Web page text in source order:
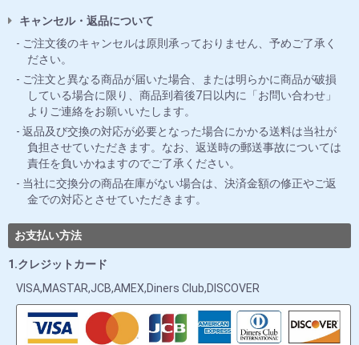
キャンセル・返品について
ご注文後のキャンセルは原則承っておりません、予めご了承く
ださい。
ご注文と異なる商品が届いた場合、または明らかに商品が破損
している場合に限り、商品到着後7日以内に「お問い合わせ」
よりご連絡をお願いいたします。
返品及び交換の対応が必要となった場合にかかる送料は当社が
負担させていただきます。なお、返送時の郵送事故については
責任を負いかねますのでご了承ください。
当社に交換分の商品在庫がない場合は、決済金額の修正やご返
金での対応とさせていただきます。
お支払い方法
1.クレジットカード
VISA,MASTAR,JCB,AMEX,Diners Club,DISCOVER